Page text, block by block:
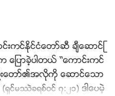
ကင္ႏိုင္ငံေတာ္ဆီ ခ်ီေဆာင္ျ
ေျပာခဲ့ပါတယ္ “ေကာင္းကင္
းေတာ္၏အလိုကို ေဆာင္ေသာ
(ရွင္မႆဲခရစ္ဝင္ ၇:၂၁) ဒါေပမဲ့